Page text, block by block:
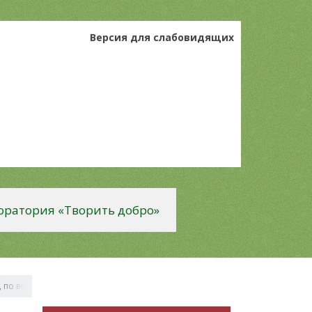
Версия для слабовидящих
«Творить добро»
возрастанию, квадратные